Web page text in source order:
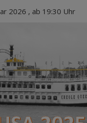
2026 , ab 19:30 Uhr